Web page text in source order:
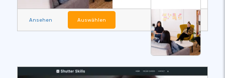
Ansehen Auswählen